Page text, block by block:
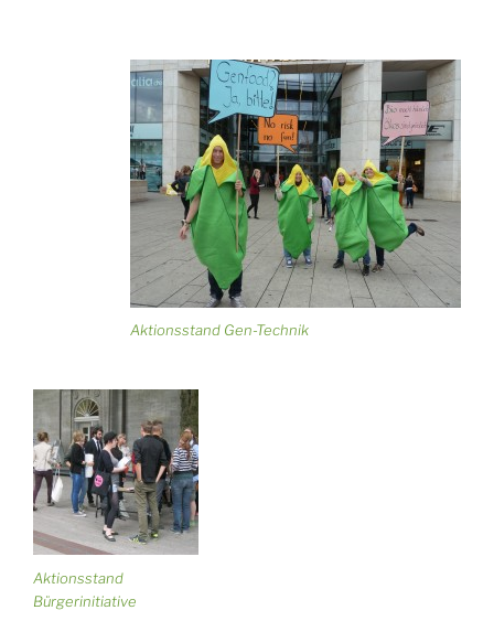
Aktionsstand Gen-Technik
Aktionsstand
Bürgerinitiative